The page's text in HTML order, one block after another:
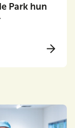
Park hun